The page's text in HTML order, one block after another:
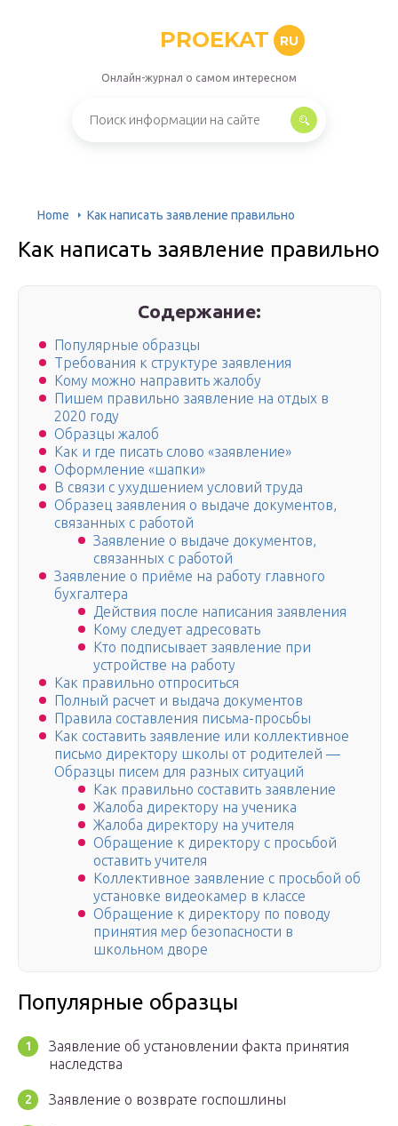
PROEKAT RU
Онлайн-журнал о самом интересном
Home Как написать заявление правильно
Как написать заявление правильно
Содержание:
Популярные образцы
Требования к структуре заявления
Кому можно направить жалобу
Пишем правильно заявление на отдых в
2020 году
Образцы жалоб
Как и где писать слово «заявление»
Оформление «шапки»
В связи с ухудшением условий труда
Образец заявления о выдаче документов,
связанных с работой
Заявление о выдаче документов,
связанных с работой
Заявление о приёме на работу главного
бухгалтера
Действия после написания заявления
Кому следует адресовать
Кто подписывает заявление при
устройстве на работу
Как правильно отпроситься
Полный расчет и выдача документов
Правила составления письма-просьбы
Как составить заявление или коллективное
письмо директору школы от родителей —
Образцы писем для разных ситуаций
Как правильно составить заявление
Жалоба директору на ученика
Жалоба директору на учителя
Обращение к директору с просьбой
оставить учителя
Коллективное заявление с просьбой об
установке видеокамер в классе
Обращение к директору по поводу
принятия мер безопасности в
школьном дворе
Популярные образцы
Заявление об установлении факта принятия
наследства
Заявление о возврате госпошлины